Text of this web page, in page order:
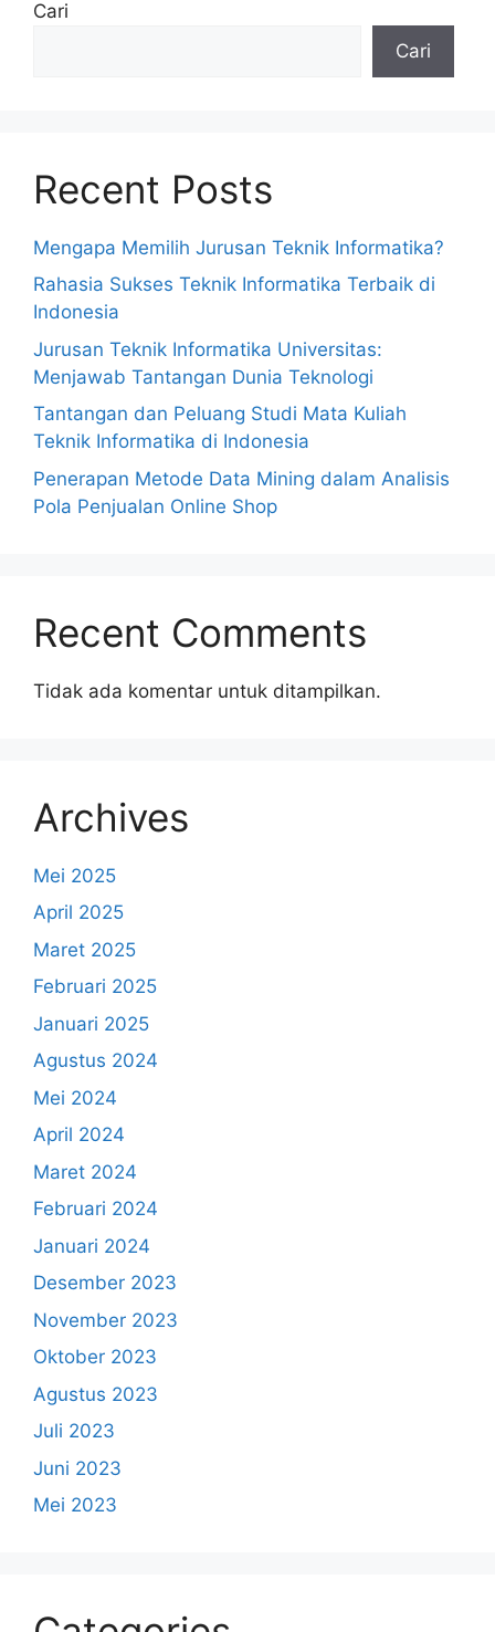
Cari
Cari
Recent Posts
Mengapa Memilih Jurusan Teknik Informatika?
Rahasia Sukses Teknik Informatika Terbaik di
Indonesia
Jurusan Teknik Informatika Universitas:
Menjawab Tantangan Dunia Teknologi
Tantangan dan Peluang Studi Mata Kuliah
Teknik Informatika di Indonesia
Penerapan Metode Data Mining dalam Analisis
Pola Penjualan Online Shop
Recent Comments
Tidak ada komentar untuk ditampilkan.
Archives
Mei 2025
April 2025
Maret 2025
Februari 2025
Januari 2025
Agustus 2024
Mei 2024
April 2024
Maret 2024
Februari 2024
Januari 2024
Desember 2023
November 2023
Oktober 2023
Agustus 2023
Juli 2023
Juni 2023
Mei 2023